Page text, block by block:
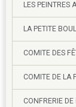
LES PEINTRES
LA PETITE
COMITE DES
COMITE DE LA
CONFRERIE